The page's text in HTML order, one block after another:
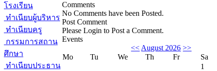
โรงเรียน
ทำเนียบผู้บริหาร
ทำเนียบครู
กรรมการสถาน
ศึกษา
ทำเนียบประธาน
Comments
No Comments have been Posted.
Post Comment
Please Login to Post a Comment.
Events
<< August 2026 >>
Mo
Tu We Th Fr
Sa
1